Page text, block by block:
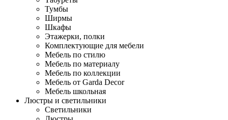
Тумбы
Ширмы
Шкафы
Этажерки, полки
Комплектующие для мебели
Мебель по стилю
Мебель по материалу
Мебель по коллекции
Мебель от Garda Decor
Мебель школьная
Люстры и светильники
Светильники